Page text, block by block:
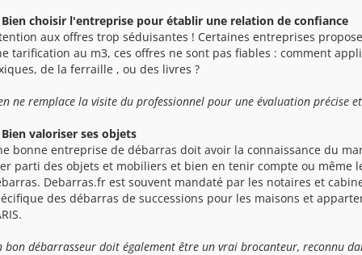
Bien choisir l'entreprise pour établir une relation de confiance
aux offres trop séduisantes ! Certaines entreprises
tarification au m3, ces offres ne sont pas fiables : comment
de la ferraille , ou des livres ?
ne remplace la visite du professionnel pour une évaluation précise
valoriser ses objets
bonne entreprise de débarras doit avoir la connaissance du
parti des objets et mobiliers et bien en tenir compte ou même
Debarras.fr est souvent mandaté par les notaires et
des débarras de successions pour les maisons et
bon débarrasseur doit également être un vrai brocanteur, reconnu